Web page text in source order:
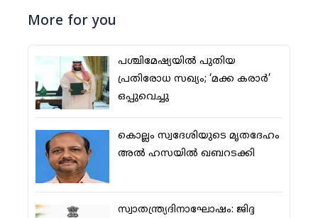
More for you
പശ്ചിമേഷ്യയില്‍ പുതിയ
പ്രതിരോധ സഖ്യം; ‘മക്ക കരാര്‍’
ഒപ്പുവെച്ചു
കൊല്ലം സ്വദേശിയുടെ മൃതദേഹം
അല്‍ ഹസയില്‍ ഖബറടക്കി
സ്വാതന്ത്ര്യദിനാഘോഷം: ജിദ്ദ